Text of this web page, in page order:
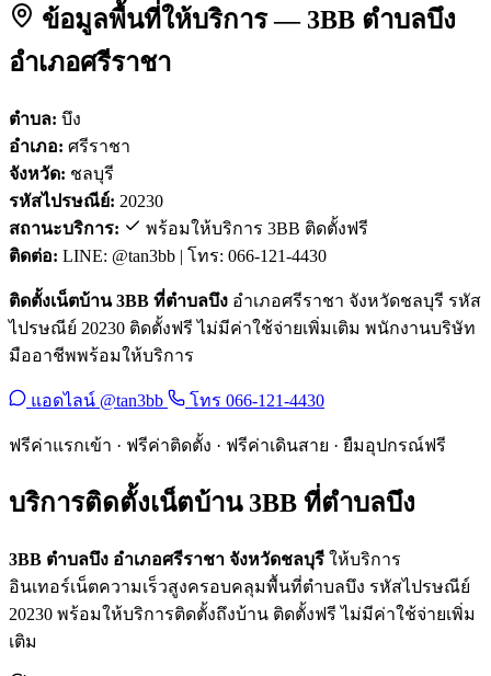
ข้อมูลพื้นที่ให้บริการ — 3BB ตำบลบึง
อำเภอศรีราชา
ตำบล: บึง
อำเภอ: ศรีราชา
จังหวัด: ชลบุรี
รหัสไปรษณีย์: 20230
สถานะบริการ:
พร้อมให้บริการ 3BB ติดตั้งฟรี
ติดต่อ: LINE: @tan3bb | โทร: 066-121-4430
ติดตั้งเน็ตบ้าน 3BB ที่ตำบลบึง อำเภอศรีราชา จังหวัดชลบุรี รหัส
ไปรษณีย์ 20230 ติดตั้งฟรี ไม่มีค่าใช้จ่ายเพิ่มเติม พนักงานบริษัท
มืออาชีพพร้อมให้บริการ
แอดไลน์ @tan3bb โทร 066-121-4430
ฟรีค่าแรกเข้า · ฟรีค่าติดตั้ง · ฟรีค่าเดินสาย · ยืมอุปกรณ์ฟรี
บริการติดตั้งเน็ตบ้าน 3BB ที่ตำบลบึง
3BB ตำบลบึง อำเภอศรีราชา จังหวัดชลบุรี ให้บริการ
อินเทอร์เน็ตความเร็วสูงครอบคลุมพื้นที่ตำบลบึง รหัสไปรษณีย์
20230 พร้อมให้บริการติดตั้งถึงบ้าน ติดตั้งฟรี ไม่มีค่าใช้จ่ายเพิ่ม
เติม